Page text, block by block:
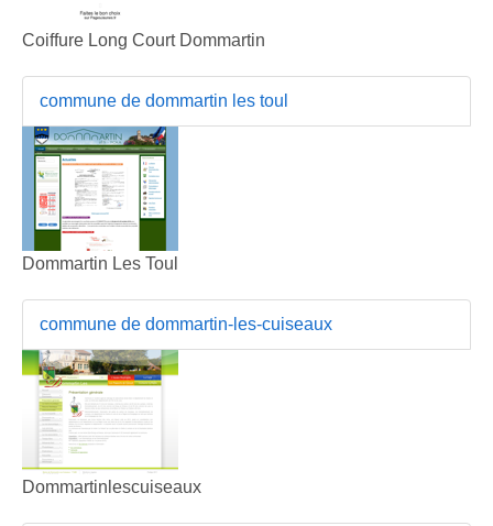
Coiffure Long Court Dommartin
commune de dommartin les toul
Dommartin Les Toul
commune de dommartin-les-cuiseaux
Dommartinlescuiseaux